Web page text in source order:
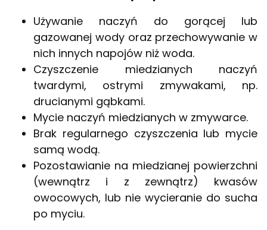
Używanie naczyń do gorącej lub
gazowanej wody oraz przechowywanie w
nich innych napojów niż woda.
Czyszczenie miedzianych naczyń
twardymi, ostrymi zmywakami, np.
drucianymi gąbkami.
Mycie naczyń miedzianych w zmywarce.
Brak regularnego czyszczenia lub mycie
samą wodą.
Pozostawianie na miedzianej powierzchni
(wewnątrz i z zewnątrz) kwasów
owocowych, lub nie wycieranie do sucha
po myciu.